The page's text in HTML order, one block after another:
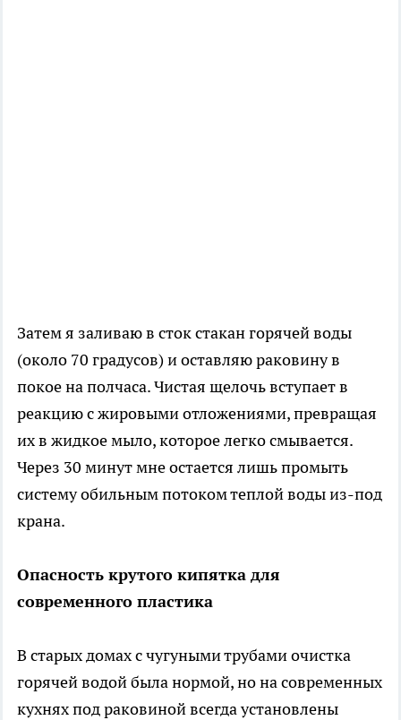
Затем я заливаю в сток стакан горячей воды
(около 70 градусов) и оставляю раковину в
покое на полчаса. Чистая щелочь вступает в
реакцию с жировыми отложениями, превращая
их в жидкое мыло, которое легко смывается.
Через 30 минут мне остается лишь промыть
систему обильным потоком теплой воды из-под
крана.
Опасность крутого кипятка для
современного пластика
В старых домах с чугуными трубами очистка
горячей водой была нормой, но на современных
кухнях под раковиной всегда установлены